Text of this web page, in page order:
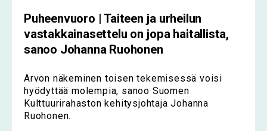
Puheenvuoro | Taiteen ja urheilun
vastakkainasettelu on jopa haitallista,
sanoo Johanna Ruohonen
Arvon näkeminen toisen tekemisessä voisi
hyödyttää molempia, sanoo Suomen
Kulttuurirahaston kehitysjohtaja Johanna
Ruohonen.